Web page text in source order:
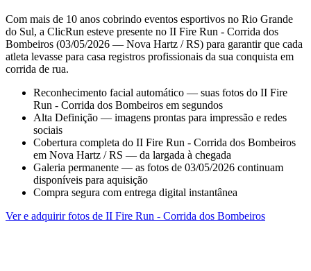
Com mais de 10 anos cobrindo eventos esportivos no Rio Grande
do Sul, a ClicRun esteve presente no II Fire Run - Corrida dos
Bombeiros (03/05/2026 — Nova Hartz / RS) para garantir que cada
atleta levasse para casa registros profissionais da sua conquista em
corrida de rua.
Reconhecimento facial automático — suas fotos do II Fire
Run - Corrida dos Bombeiros em segundos
Alta Definição — imagens prontas para impressão e redes
sociais
Cobertura completa do II Fire Run - Corrida dos Bombeiros
em Nova Hartz / RS — da largada à chegada
Galeria permanente — as fotos de 03/05/2026 continuam
disponíveis para aquisição
Compra segura com entrega digital instantânea
Ver e adquirir fotos de II Fire Run - Corrida dos Bombeiros